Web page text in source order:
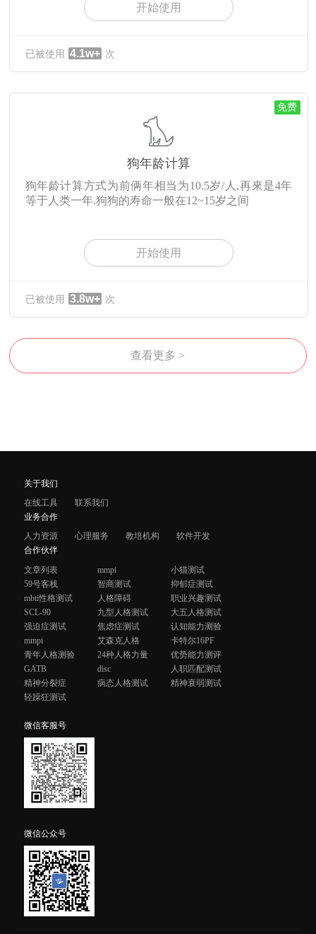
开始使用
已被使用 4.1w+ 次
免费
狗年龄计算
狗年龄计算方式为前俩年相当为10.5岁/人,再來是4年
等于人类一年.狗狗的寿命一般在12~15岁之间
开始使用
已被使用 3.8w+ 次
查看更多 >
关于我们
在线工具
联系我们
业务合作
人力资源
心理服务 教培机构
软件开发
合作伙伴
文章列表
mmpi
小猫测试
59号客栈
智商测试
抑郁症测试
mbti性格测试
人格障碍
职业兴趣测试
SCL-90
九型人格测试
大五人格测试
强迫症测试
焦虑症测试
认知能力测验
mmpi
艾森克人格
卡特尔16PF
青年人格测验
24种人格力量
优势能力测评
GATB
disc
人职匹配测试
精神分裂症
病态人格测试
精神衰弱测试
轻躁狂测试
微信客服号
微信公众号